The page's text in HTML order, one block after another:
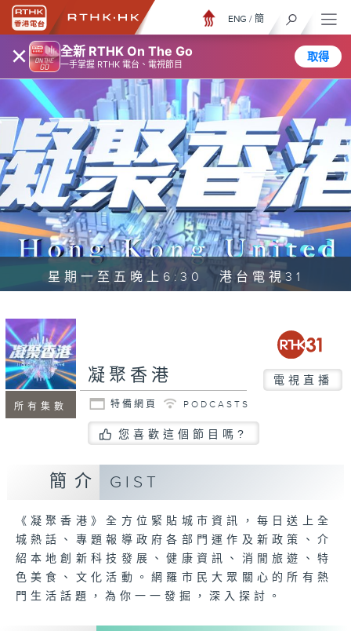
× 全新 RTHK On The Go
一手掌握 RTHK 電台、電視節目
取得
ENG / 簡
星期一至五晚上6:30 港台電視31
所有集數
凝聚香港 電視直播
特備網頁 PODCASTS
您喜歡這個節目嗎?
簡介 GIST
《凝聚香港》全方位緊貼城市資訊，每日送上全
城熱話、專題報導政府各部門運作及新政策、介
紹本地創新科技發展、健康資訊、消閒旅遊、特
色美食、文化活動。網羅市民大眾關心的所有熱
門生活話題，為你一一發掘，深入探討。